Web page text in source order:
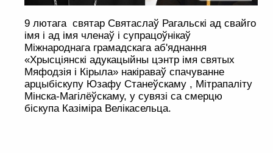
9 лютага святар Святаслаў Рагальскі ад свайго
імя і ад імя членаў і супрацоўнікаў
Міжнароднага грамадскага аб'яднання
«Хрысціянскі адукацыйны цэнтр імя святых
Мяфодзія і Кірыла» накіраваў спачуванне
арцыбіскупу Юзафу Станеўскаму , Мітрапаліту
Мінска-Магілёўскаму, у сувязі са смерцю
біскупа Казіміра Велікасельца.